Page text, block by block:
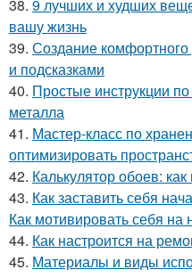
38. 9 лучших и худших
вашу жизнь
39. Создание
и подсказками
40. Простые инструкции
металла
41. Мастер-класс по
оптимизировать
42. Калькулятор обоев:
43. Как заставить себя
Как мотивировать себя на
44. Как настроится на
45. Материалы и виды